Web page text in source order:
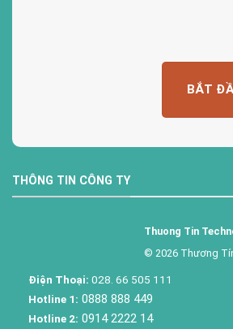
BẮT
THÔNG TIN CÔNG TY
Thuong Tin
© 2026 Thương
Điện Thoại: 028. 66 505 111
Hotline 1: 0888 888 449
Hotline 2: 0914 2222 14